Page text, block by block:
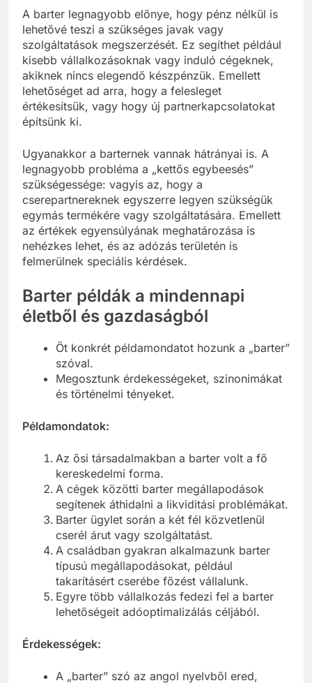
A barter legnagyobb előnye, hogy pénz nélkül is
lehetővé teszi a szükséges javak vagy
szolgáltatások megszerzését. Ez segíthet például
kisebb vállalkozásoknak vagy induló cégeknek,
akiknek nincs elegendő készpénzük. Emellett
lehetőséget ad arra, hogy a felesleget
értékesítsük, vagy hogy új partnerkapcsolatokat
építsünk ki.
Ugyanakkor a barternek vannak hátrányai is. A
legnagyobb probléma a „kettős egybeesés”
szükségessége: vagyis az, hogy a
cserepartnereknek egyszerre legyen szükségük
egymás termékére vagy szolgáltatására. Emellett
az értékek egyensúlyának meghatározása is
nehézkes lehet, és az adózás területén is
felmerülnek speciális kérdések.
Barter példák a mindennapi
életből és gazdaságból
Öt konkrét példamondatot hozunk a „barter”
szóval.
Megosztunk érdekességeket, szinonimákat
és történelmi tényeket.
Példamondatok:
Az ősi társadalmakban a barter volt a fő
kereskedelmi forma.
A cégek közötti barter megállapodások
segítenek áthidalni a likviditási problémákat.
Barter ügylet során a két fél közvetlenül
cserél árut vagy szolgáltatást.
A családban gyakran alkalmazunk barter
típusú megállapodásokat, például
takarításért cserébe főzést vállalunk.
Egyre több vállalkozás fedezi fel a barter
lehetőségeit adóoptimalizálás céljából.
Érdekességek:
A „barter” szó az angol nyelvből ered,